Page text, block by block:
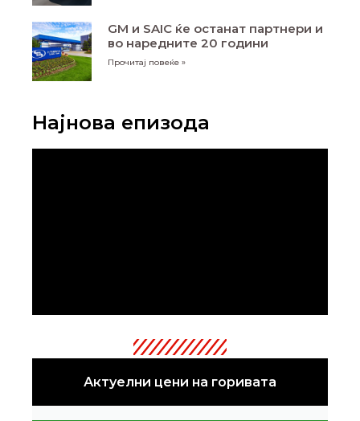
GM и SAIC ќе останат партнери и
во наредните 20 години
Прочитај повеќе »
Најнова епизода
Актуелни цени на горивата